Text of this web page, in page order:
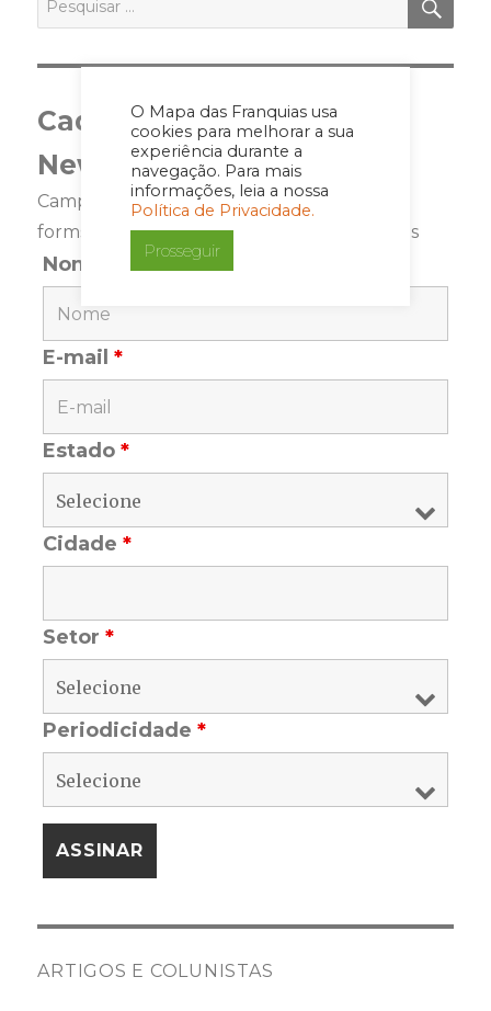
O Mapa das Franquias usa
cookies para melhorar a sua
experiência durante a
navegação. Para mais
informações, leia a nossa
Política de Privacidade.
Prosseguir
por:
Cadastre-se para a
Newsletter
Campos marcados com <span class="ninja-
forms-req-symbol">*</span> são requeridos
Nome
E-mail*
Estado*
Cidade*
Setor*
Periodicidade*
ARTIGOS E COLUNISTAS